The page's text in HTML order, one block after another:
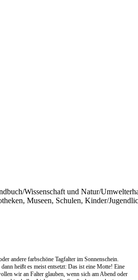
Wissenschaft und Natur/
Museen, Schulen, Kinder/
andere farbschöne Tagfalter im Sonnenschein.
heißt es meist entsetzt: Das ist eine Motte! Eine
wir an Falter glauben, wenn sich am Abend oder